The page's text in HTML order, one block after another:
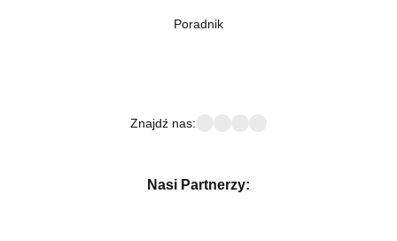
Poradnik
Znajdź nas:
Nasi Partnerzy: